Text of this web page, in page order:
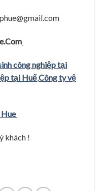
công nghiệp tại
tại Huế,Công ty vệ
Hue
khách !